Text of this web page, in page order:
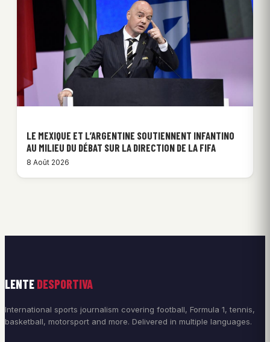
LE MEXIQUE ET L’ARGENTINE SOUTIENNENT INFANTINO
AU MILIEU DU DÉBAT SUR LA DIRECTION DE LA FIFA
8 Août 2026
LENTE DESPORTIVA
International sports journalism covering football, Formula 1, tennis,
basketball, motorsport and more. Delivered in multiple languages.